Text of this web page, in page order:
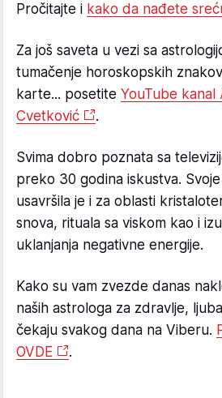
Pročitajte i kako da nađete
Za još saveta u vezi sa
tumačenje horoskopskih
karte... posetite YouTube
Cvetković
.
Svima dobro poznata sa
preko 30 godina iskustva.
usavršila je i za oblasti
snova, rituala sa viskom kao i
uklanjanja negativne energije.
Kako su vam zvezde danas
naših astrologa za zdravlje,
čekaju svakog dana na Viberu.
OVDE
.